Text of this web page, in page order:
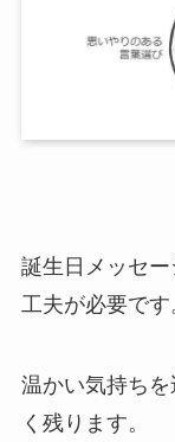
誕生日メッセ
工夫が必要です
温かい気持ち
く残ります。